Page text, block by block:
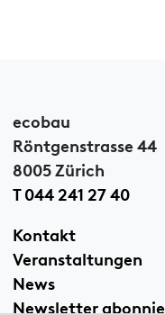
ecobau
Röntgenstrasse 44
8005 Zürich
T 044 241 27 40
Kontakt
Veranstaltungen
News
Newsletter